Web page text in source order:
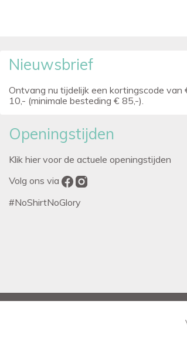
Nieuwsbrief
Ontvang nu tijdelijk een kortingscode van
10,- (minimale besteding € 85,-).
Openingstijden
Klik hier voor de actuele openingstijden
Volg ons via
#NoShirtNoGlory